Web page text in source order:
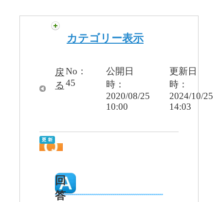
カテゴリー表示
戻
る
No：
45
公開日
時：
2020/08/25
10:00
更新日
時：
2024/10/25
14:03
回
答